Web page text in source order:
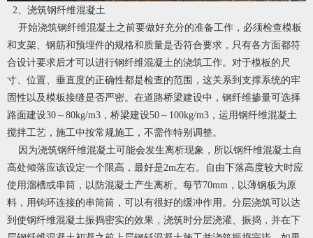
2、浇筑钢纤维混凝土
开始浇筑钢纤维混凝土之前要做好充分的准备工作，必须检查模板
和支架、钢筋和预埋件的规格和质量是否符合要求，只有各方面都符
合设计要求后才可以进行钢纤维混凝土的浇筑工作。对于模板的尺
寸、位置、垂直度的正确性都是检查的范围，这关系到支撑系统的牢
固性以及模板接缝是否严密。在道路桥梁建设中，钢纤维掺量可选择
路面建设30～80kg/m3，桥梁建设50～100kg/m3，运用钢纤维混凝土
搅拌工艺，施工中按常规施工，不需作特别调整。
因为浇筑钢纤维混凝土可能会发生离析现象，所以钢纤维混凝土自
高处倾落应该设定一个限高，最好是2m左右。自由下落高度较大时应
使用溜槽或串筒，以防混凝土产生离析。每节70mm，以薄钢板为原
料，用钩环连接的串筒筒，可以有很好的缓冲作用。分层浇筑可以达
到使钢纤维混凝土振捣密实的效果，浇筑时分层浇灌、振捣，并在下